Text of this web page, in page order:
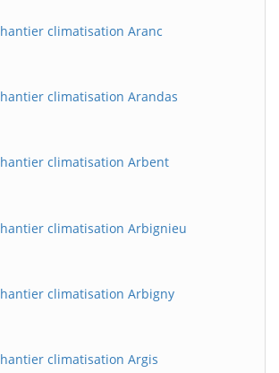
climatisation Aranc
climatisation Arandas
climatisation Arbent
climatisation Arbignieu
climatisation Arbigny
climatisation Argis